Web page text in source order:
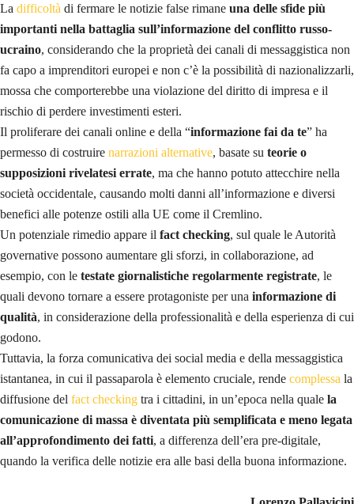
La difficoltà di fermare le notizie false rimane una delle sfide più
importanti nella battaglia sull’informazione del conflitto russo-
ucraino, considerando che la proprietà dei canali di messaggistica non
fa capo a imprenditori europei e non c’è la possibilità di nazionalizzarli,
mossa che comporterebbe una violazione del diritto di impresa e il
rischio di perdere investimenti esteri.
Il proliferare dei canali online e della “informazione fai da te” ha
permesso di costruire narrazioni alternative, basate su teorie o
supposizioni rivelatesi errate, ma che hanno potuto attecchire nella
società occidentale, causando molti danni all’informazione e diversi
benefici alle potenze ostili alla UE come il Cremlino.
Un potenziale rimedio appare il fact checking, sul quale le Autorità
governative possono aumentare gli sforzi, in collaborazione, ad
esempio, con le testate giornalistiche regolarmente registrate, le
quali devono tornare a essere protagoniste per una informazione di
qualità, in considerazione della professionalità e della esperienza di cui
godono.
Tuttavia, la forza comunicativa dei social media e della messaggistica
istantanea, in cui il passaparola è elemento cruciale, rende complessa la
diffusione del fact checking tra i cittadini, in un’epoca nella quale la
comunicazione di massa è diventata più semplificata e meno legata
all’approfondimento dei fatti, a differenza dell’era pre-digitale,
quando la verifica delle notizie era alle basi della buona informazione.